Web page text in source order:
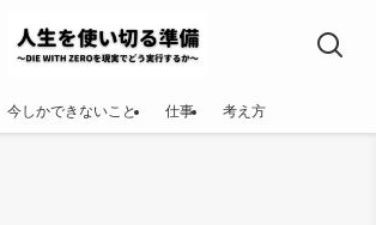
今しかできないこと 仕事 考え方